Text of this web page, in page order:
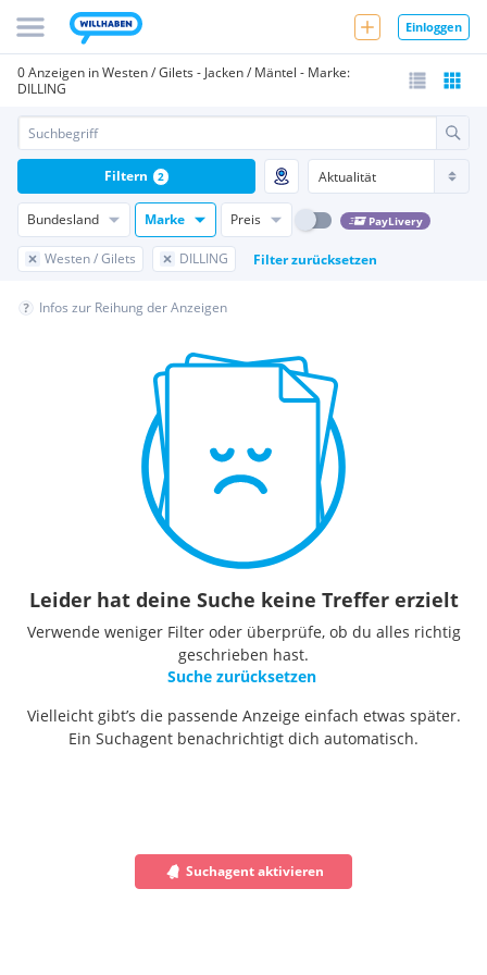
Einloggen
0 Anzeigen in Westen / Gilets - Jacken / Mäntel - Marke:
DILLING
Bundesland Marke Preis PayLivery
Westen / Gilets DILLING Filter zurücksetzen
Filtern 2
Infos zur Reihung der Anzeigen
Leider hat deine Suche keine Treffer erzielt
Verwende weniger Filter oder überprüfe, ob du alles richtig
geschrieben hast.
Suche zurücksetzen
Vielleicht gibt’s die passende Anzeige einfach etwas später.
Ein Suchagent benachrichtigt dich automatisch.
Suchagent aktivieren